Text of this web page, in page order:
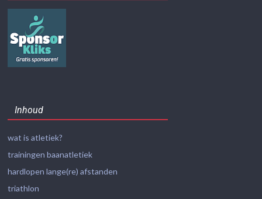
Inhoud
wat is atletiek?
trainingen baanatletiek
hardlopen lange(re) afstanden
triathlon